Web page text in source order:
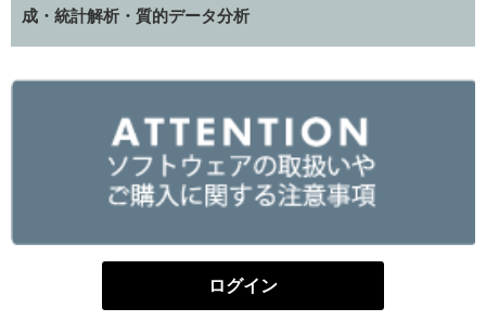
成・統計解析・質的データ分析
ログイン